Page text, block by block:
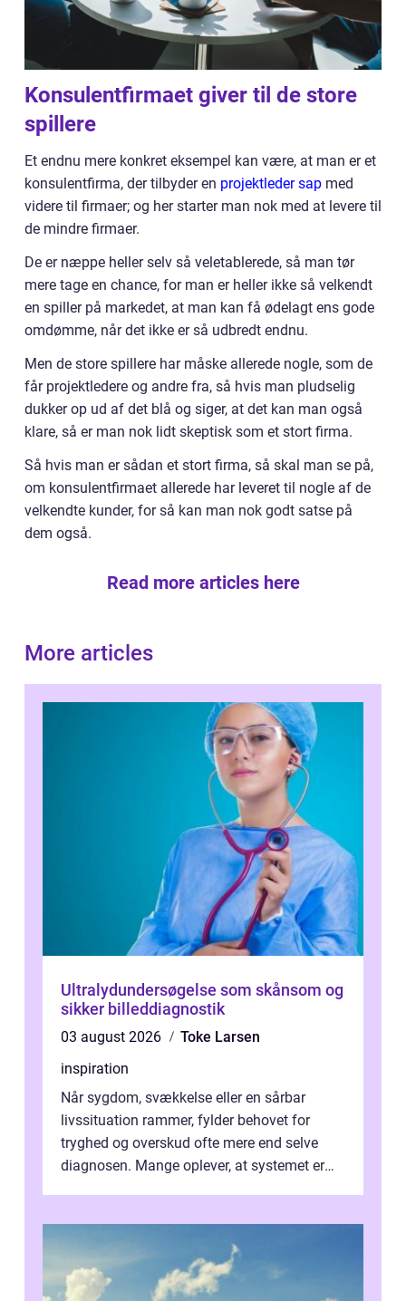
Konsulentfirmaet giver til de store
spillere
Et endnu mere konkret eksempel kan være, at man er et
konsulentfirma, der tilbyder en projektleder sap med
videre til firmaer; og her starter man nok med at levere til
de mindre firmaer.
De er næppe heller selv så veletablerede, så man tør
mere tage en chance, for man er heller ikke så velkendt
en spiller på markedet, at man kan få ødelagt ens gode
omdømme, når det ikke er så udbredt endnu.
Men de store spillere har måske allerede nogle, som de
får projektledere og andre fra, så hvis man pludselig
dukker op ud af det blå og siger, at det kan man også
klare, så er man nok lidt skeptisk som et stort firma.
Så hvis man er sådan et stort firma, så skal man se på,
om konsulentfirmaet allerede har leveret til nogle af de
velkendte kunder, for så kan man nok godt satse på
dem også.
Read more articles here
More articles
Ultralydundersøgelse som skånsom og
sikker billeddiagnostik
03 august 2026
Toke Larsen
inspiration
Når sygdom, svækkelse eller en sårbar
livssituation rammer, fylder behovet for
tryghed og overskud ofte mere end selve
diagnosen. Mange oplever, at systemet er